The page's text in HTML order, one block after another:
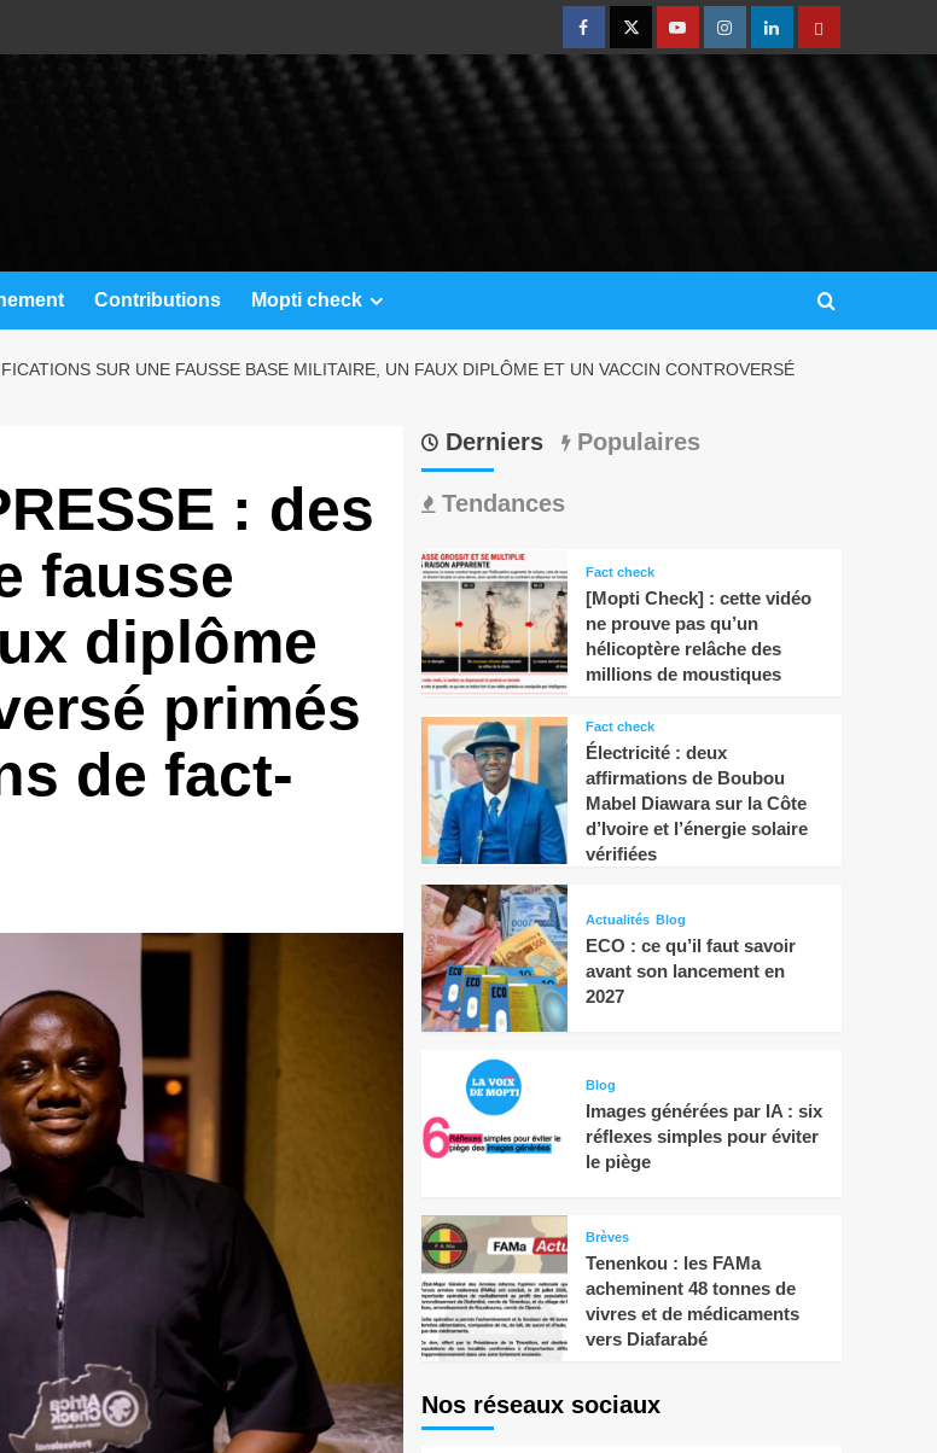
Contributions Mopti check
SUR UNE FAUSSE BASE MILITAIRE, UN FAUX DIPLÔME ET UN VACCIN CONTROVERSÉ
: des
fausse
diplôme
primés
de fact-
Derniers Populaires
Tendances
Fact check
[Mopti Check] : cette vidéo
ne prouve pas qu’un
hélicoptère relâche des
millions de moustiques
Fact check
Électricité : deux
affirmations de Boubou
Mabel Diawara sur la Côte
d’Ivoire et l’énergie solaire
vérifiées
Actualités Blog
ECO : ce qu’il faut savoir
avant son lancement en
2027
Blog
Images générées par IA : six
réflexes simples pour éviter
le piège
Brèves
Tenenkou : les FAMa
acheminent 48 tonnes de
vivres et de médicaments
vers Diafarabé
Nos réseaux sociaux